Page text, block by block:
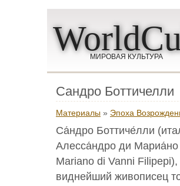
МИРОВАЯ КУЛЬТУРА
Сандро Боттичелли
Материалы » Эпоха
Са́ндро Боттиче́лли
Алесса́ндро ди
Mariano di Vanni
виднейший живописец